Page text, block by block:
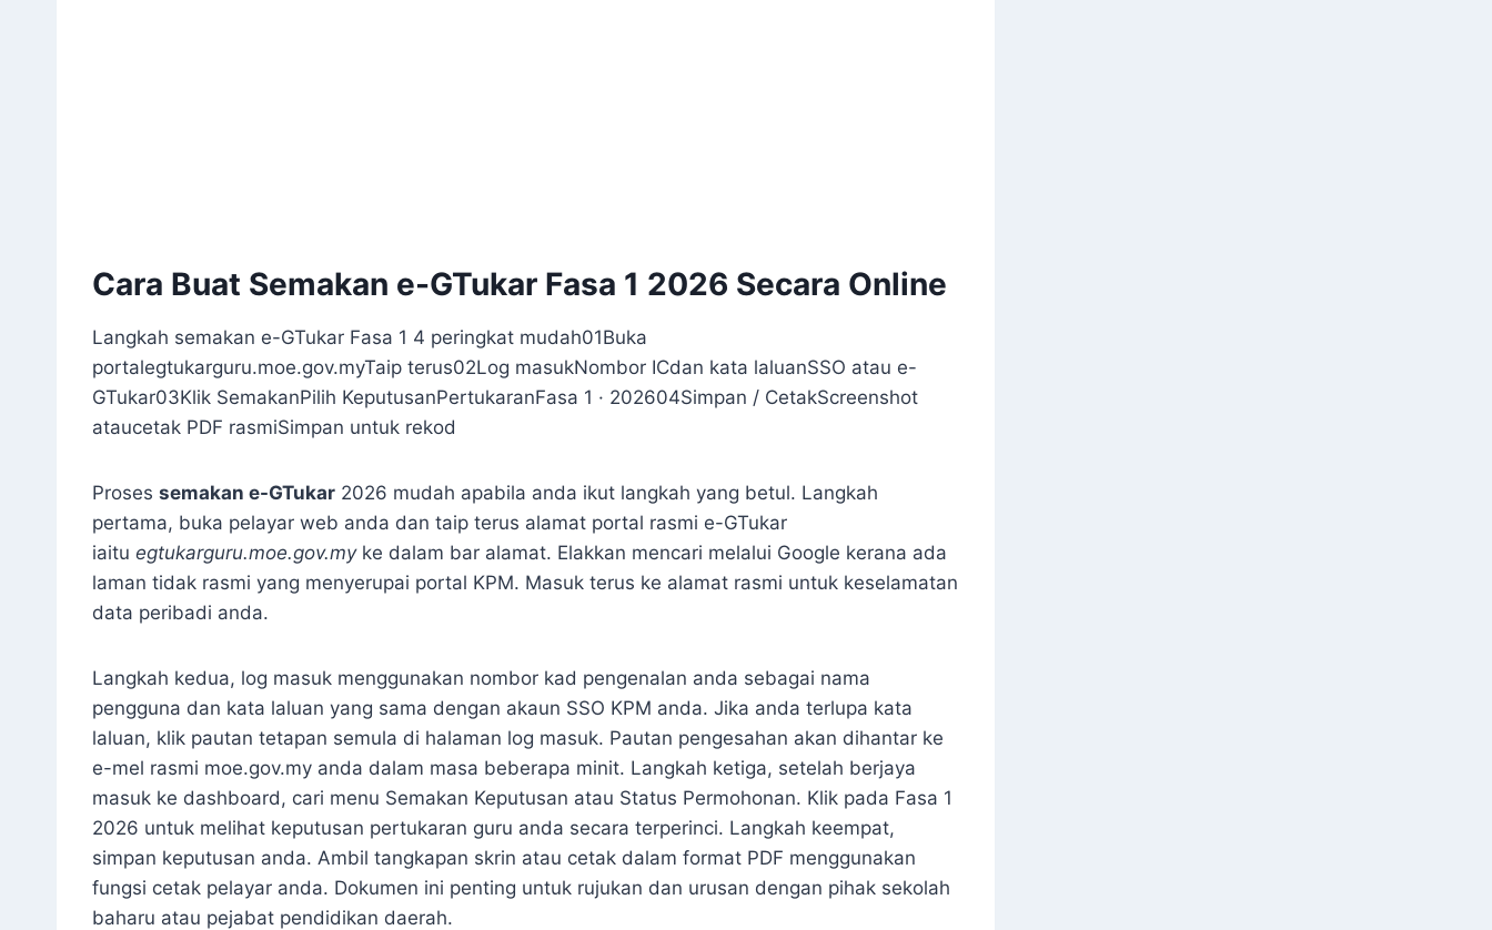
Cara Buat Semakan e-GTukar Fasa 1 2026 Secara Online
Langkah semakan e-GTukar Fasa 1 4 peringkat mudah01Buka
portalegtukarguru.moe.gov.myTaip terus02Log masukNombor ICdan kata laluanSSO atau e-
GTukar03Klik SemakanPilih KeputusanPertukaranFasa 1 · 202604Simpan / CetakScreenshot
ataucetak PDF rasmiSimpan untuk rekod
Proses semakan e-GTukar 2026 mudah apabila anda ikut langkah yang betul. Langkah
pertama, buka pelayar web anda dan taip terus alamat portal rasmi e-GTukar
iaitu egtukarguru.moe.gov.myke dalam bar alamat. Elakkan mencari melalui Google kerana ada
laman tidak rasmi yang menyerupai portal KPM. Masuk terus ke alamat rasmi untuk keselamatan
data peribadi anda.
Langkah kedua, log masuk menggunakan nombor kad pengenalan anda sebagai nama
pengguna dan kata laluan yang sama dengan akaun SSO KPM anda. Jika anda terlupa kata
laluan, klik pautan tetapan semula di halaman log masuk. Pautan pengesahan akan dihantar ke
e-mel rasmi moe.gov.my anda dalam masa beberapa minit. Langkah ketiga, setelah berjaya
masuk ke dashboard, cari menu Semakan Keputusan atau Status Permohonan. Klik pada Fasa 1
2026 untuk melihat keputusan pertukaran guru anda secara terperinci. Langkah keempat,
simpan keputusan anda. Ambil tangkapan skrin atau cetak dalam format PDF menggunakan
fungsi cetak pelayar anda. Dokumen ini penting untuk rujukan dan urusan dengan pihak sekolah
baharu atau pejabat pendidikan daerah.